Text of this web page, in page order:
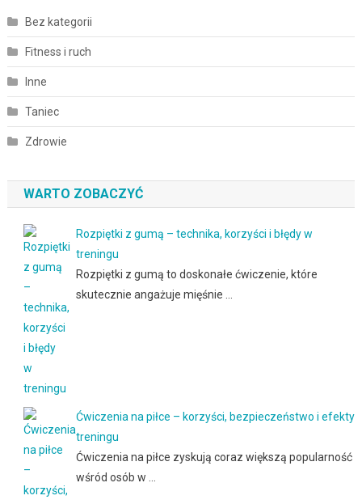
Bez kategorii
Fitness i ruch
Inne
Taniec
Zdrowie
WARTO ZOBACZYĆ
Rozpiętki z gumą – technika, korzyści i błędy w
treningu
Rozpiętki z gumą to doskonałe ćwiczenie, które
skutecznie angażuje mięśnie …
Ćwiczenia na piłce – korzyści, bezpieczeństwo i efekty
treningu
Ćwiczenia na piłce zyskują coraz większą popularność
wśród osób w …